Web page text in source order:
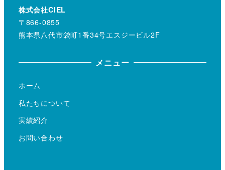
株式会社CIEL
〒866-0855
熊本県八代市袋町1番34号エスジービル2F
メニュー
ホーム
私たちについて
実績紹介
お問い合わせ